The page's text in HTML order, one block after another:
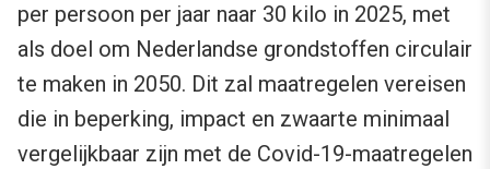
per persoon per jaar naar 30 kilo in 2025, met
als doel om Nederlandse grondstoffen circulair
te maken in 2050. Dit zal maatregelen vereisen
die in beperking, impact en zwaarte minimaal
vergelijkbaar zijn met de Covid-19-maatregelen